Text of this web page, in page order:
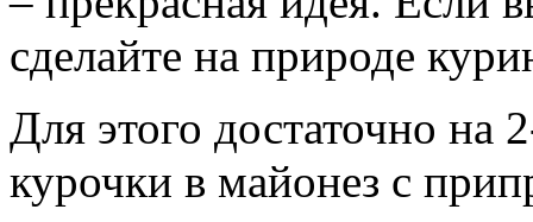
сделайте на природе
Для этого достаточно на
курочки в майонез с